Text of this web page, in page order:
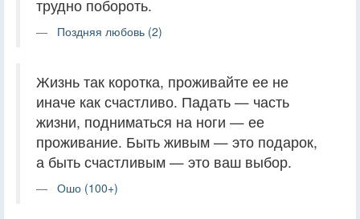
трудно побороть.
Поздняя любовь (2)
Жизнь так коротка, проживайте ее не
иначе как счастливо. Падать — часть
жизни, подниматься на ноги — ее
проживание. Быть живым — это подарок,
а быть счастливым — это ваш выбор.
Ошо (100+)